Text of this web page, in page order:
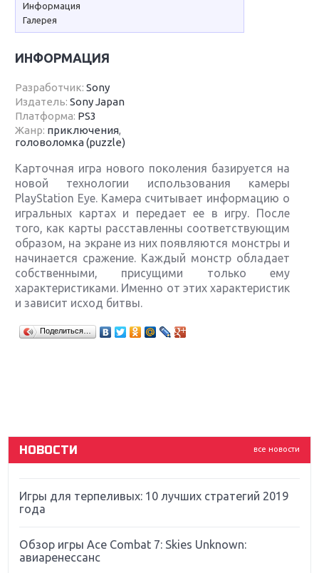
Информация
Галерея
ИНФОРМАЦИЯ
Разработчик:Sony
Издатель:Sony Japan
Платформа: PS3
Жанр: приключения,
головоломка (puzzle)
Карточная игра нового поколения базируется на
новой технологии использования камеры
PlayStation Eye. Камера считывает информацию о
игральных картах и передает ее в игру. После
того, как карты расставленны соответствующим
образом, на экране из них появляются монстры и
начинается сражение. Каждый монстр обладает
собственными, присущими только ему
характеристиками. Именно от этих характеристик
и зависит исход битвы.
Поделиться…
все новости
НОВОСТИ
Крупнейшие релизы мая: Nintendo, Microsoft и
Sony
Far Cry 5: хвалить нельзя ругать
Игры для терпеливых: 10 лучших стратегий 2019
года
Обзор игры Ace Combat 7: Skies Unknown:
авиаренессанс